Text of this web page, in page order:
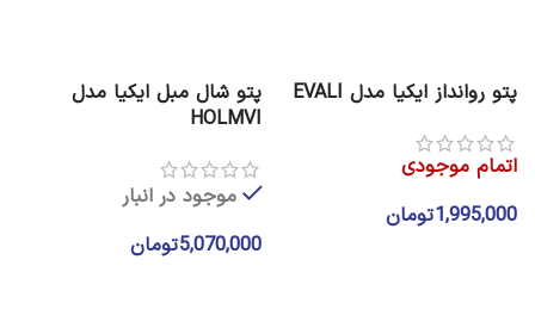
پتو روانداز ایکیا مدل EVALI
اتمام موجودی
1,995,000تومان
پتو شال مبل ایکیا مدل
HOLMVI
موجود در انبار
5,070,000تومان